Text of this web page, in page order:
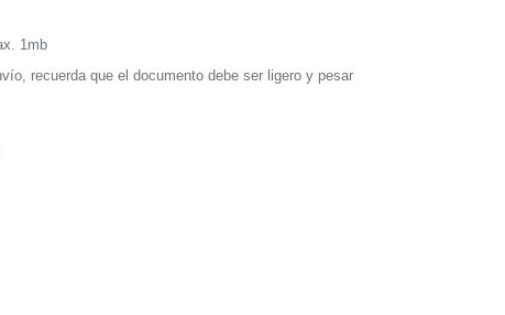
1mb
recuerda que el documento debe ser ligero y pesar